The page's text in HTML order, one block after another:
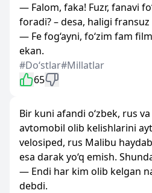
— Falom, faka! Fuzr, fanavi
foradi? – desa, haligi
— Fe fog‘ayni, fo‘zim fam
ekan.
#Doʻstlar#Millatlar
65
Bir kuni afandi o‘zbek, rus
avtomobil olib kelishlarini
velosiped, rus Malibu
esa darak yo‘q emish.
— Endi har kim olib kelgan
debdi.